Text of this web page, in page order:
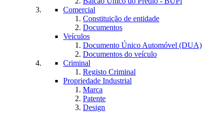
Comercial
Constituição de entidade
Documentos
Veículos
Documento Único Automóvel (DUA)
Documentos do veículo
Criminal
Registo Criminal
Propriedade Industrial
Marca
Patente
Design